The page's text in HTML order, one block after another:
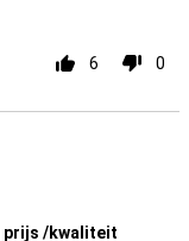
6 0
prijs /kwaliteit